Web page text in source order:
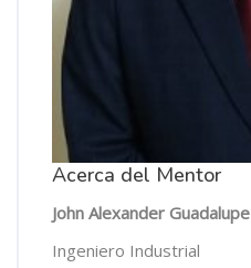
Acerca del Mentor
John Alexander Guadalupe
Ingeniero Industrial